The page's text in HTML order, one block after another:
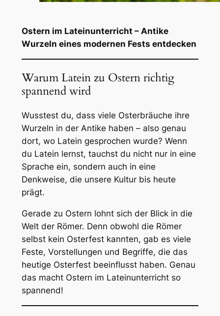
Ostern im Lateinunterricht – Antike
Wurzeln eines modernen Fests entdecken
Warum Latein zu Ostern richtig
spannend wird
Wusstest du, dass viele Osterbräuche ihre
Wurzeln in der Antike haben – also genau
dort, wo Latein gesprochen wurde? Wenn
du Latein lernst, tauchst du nicht nur in eine
Sprache ein, sondern auch in eine
Denkweise, die unsere Kultur bis heute
prägt.
Gerade zu Ostern lohnt sich der Blick in die
Welt der Römer. Denn obwohl die Römer
selbst kein Osterfest kannten, gab es viele
Feste, Vorstellungen und Begriffe, die das
heutige Osterfest beeinflusst haben. Genau
das macht Ostern im Lateinunterrichtso
spannend!